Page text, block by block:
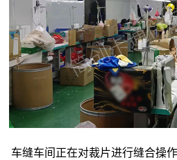
车缝车间正在对裁片进行缝合操